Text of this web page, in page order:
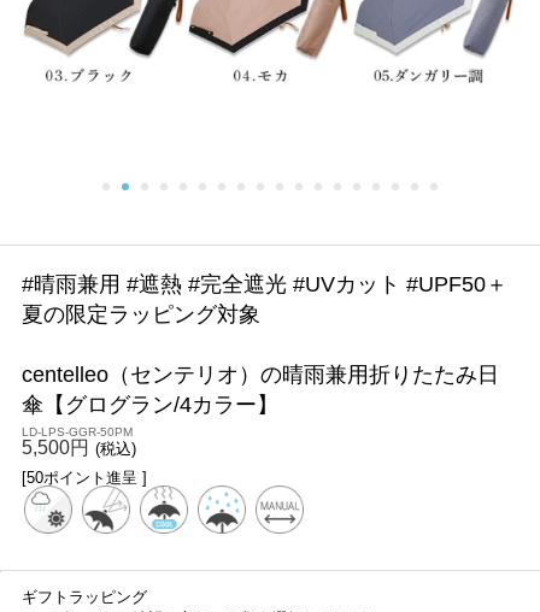
#晴雨兼用 #遮熱 #完全遮光 #UVカット #UPF50＋
夏の限定ラッピング対象
centelleo（センテリオ）の晴雨兼用折りたたみ日
傘【グログラン/4カラー】
LD-LPS-GGR-50PM
5,500円 (税込)
[50ポイント進呈 ]
ギフトラッピング